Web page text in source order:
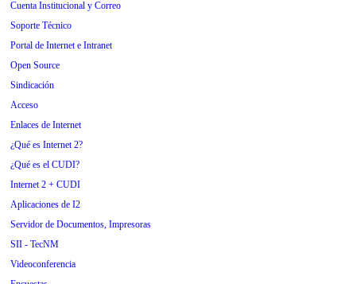
Cuenta Institucional y Correo
Soporte Técnico
Portal de Internet e Intranet
Open Source
Sindicación
Acceso
Enlaces de Internet
¿Qué es Internet 2?
¿Qué es el CUDI?
Internet 2 + CUDI
Aplicaciones de I2
Servidor de Documentos, Impresoras
SII - TecNM
Videoconferencia